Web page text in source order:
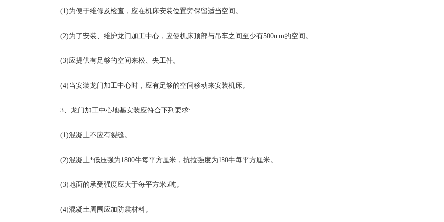
(1)为便于维修及检查，应在机床安装位置旁保留适当空间。
(2)为了安装、维护龙门加工中心，应使机床顶部与吊车之间至少有500mm的空间。
(3)应提供有足够的空间来松、夹工件。
(4)当安装龙门加工中心时，应有足够的空间移动来安装机床。
3、龙门加工中心地基安装应符合下列要求:
(1)混凝土不应有裂缝。
(2)混凝土*低压强为1800牛每平方厘米，抗拉强度为180牛每平方厘米。
(3)地面的承受强度应大于每平方米5吨。
(4)混凝土周围应加防震材料。